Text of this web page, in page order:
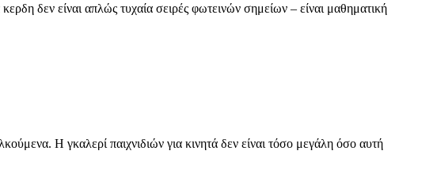
Κέρδη:
Τα
Η γκαλερί παιχνιδιών για κινητά δεν είναι τόσο μεγάλη όσο αυτή